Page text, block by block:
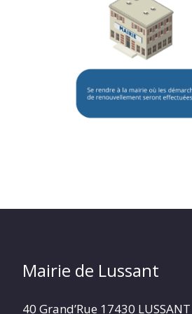
Mairie de Lussant
40 Grand’Rue 17430 LUSSANT